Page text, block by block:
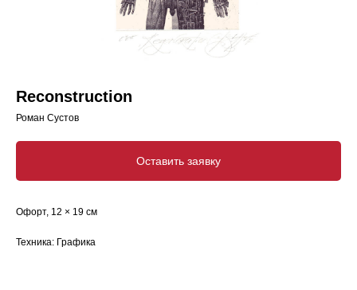
Reconstruction
Роман Сустов
Оставить заявку
Офорт, 12 × 19 см
Техника: Графика